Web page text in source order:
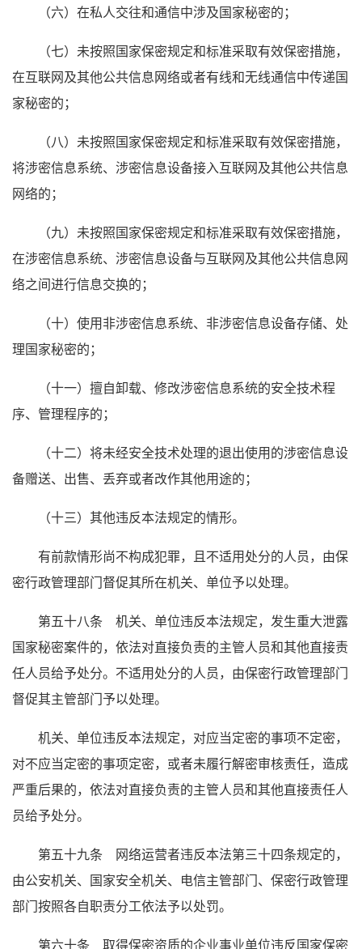
（六）在私人交往和通信中涉及国家秘密的；
（七）未按照国家保密规定和标准采取有效保密措施，
在互联网及其他公共信息网络或者有线和无线通信中传递国
家秘密的；
（八）未按照国家保密规定和标准采取有效保密措施，
将涉密信息系统、涉密信息设备接入互联网及其他公共信息
网络的；
（九）未按照国家保密规定和标准采取有效保密措施，
在涉密信息系统、涉密信息设备与互联网及其他公共信息网
络之间进行信息交换的；
（十）使用非涉密信息系统、非涉密信息设备存储、处
理国家秘密的；
（十一）擅自卸载、修改涉密信息系统的安全技术程
序、管理程序的；
（十二）将未经安全技术处理的退出使用的涉密信息设
备赠送、出售、丢弃或者改作其他用途的；
（十三）其他违反本法规定的情形。
有前款情形尚不构成犯罪，且不适用处分的人员，由保
密行政管理部门督促其所在机关、单位予以处理。
第五十八条 机关、单位违反本法规定，发生重大泄露
国家秘密案件的，依法对直接负责的主管人员和其他直接责
任人员给予处分。不适用处分的人员，由保密行政管理部门
督促其主管部门予以处理。
机关、单位违反本法规定，对应当定密的事项不定密，
对不应当定密的事项定密，或者未履行解密审核责任，造成
严重后果的，依法对直接负责的主管人员和其他直接责任人
员给予处分。
第五十九条 网络运营者违反本法第三十四条规定的，
由公安机关、国家安全机关、电信主管部门、保密行政管理
部门按照各自职责分工依法予以处罚。
第六十条 取得保密资质的企业事业单位违反国家保密